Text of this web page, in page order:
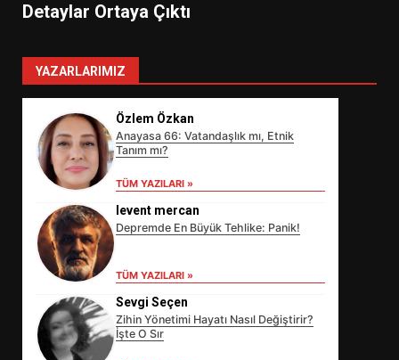
Detaylar Ortaya Çıktı
YAZARLARIMIZ
Özlem Özkan
Anayasa 66: Vatandaşlık mı, Etnik
Tanım mı?
TÜM YAZILARI »
levent mercan
Depremde En Büyük Tehlike: Panik!
TÜM YAZILARI »
Sevgi Seçen
Zihin Yönetimi Hayatı Nasıl Değiştirir?
İşte O Sır